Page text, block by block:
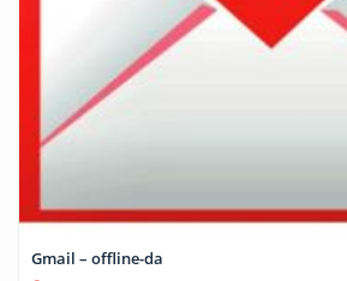
Gmail – offline-da